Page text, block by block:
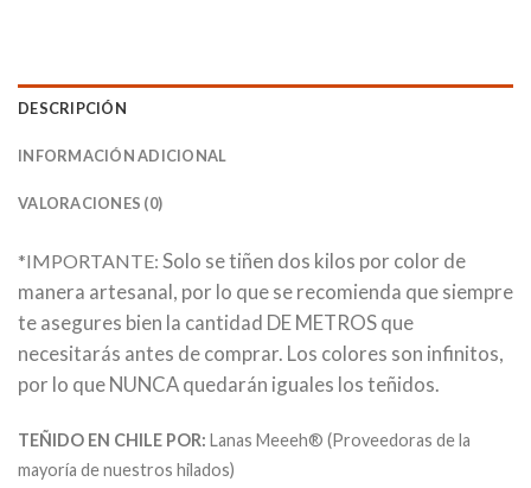
DESCRIPCIÓN
INFORMACIÓN ADICIONAL
VALORACIONES (0)
*IMPORTANTE: Solo se tiñen dos kilos por color de
manera artesanal, por lo que se recomienda que siempre
te asegures bien la cantidad DE METROS que
necesitarás antes de comprar. Los colores son infinitos,
por lo que NUNCA quedarán iguales los teñidos.
TEÑIDO EN CHILE POR: Lanas Meeeh® (Proveedoras de la
mayoría de nuestros hilados)